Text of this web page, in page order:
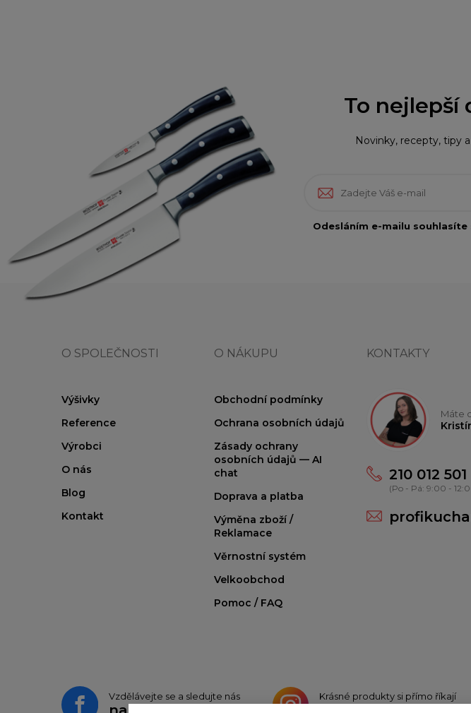
To nejlepší
Novinky, recepty, tipy
Odesláním e-mailu souhlasíte
O SPOLEČNOSTI
Výšivky
Reference
Výrobci
O nás
Blog
Kontakt
O NÁKUPU
Obchodní podmínky
Ochrana osobních údajů
Zásady ochrany
osobních údajů — AI
chat
Doprava a platba
Výměna zboží /
Reklamace
Věrnostní systém
Velkoobchod
Pomoc / FAQ
KONTAKTY
Máte
210 012 501
(Po - Pá: 9:00 -
Vzdělávejte se a sledujte nás Krásné produkty si přímo říkají